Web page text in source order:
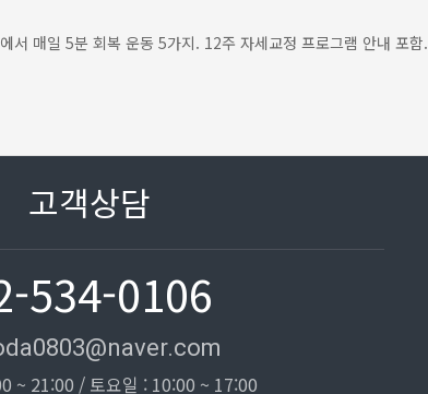
서 매일 5분 회복 운동 5가지. 12주 자세교정 프로그램 안내 포함.
고객상담
534-0106
~ 21:00 / 토요일 : 10:00 ~ 17:00